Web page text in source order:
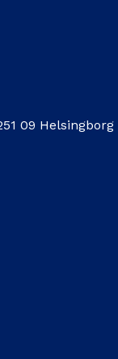
09 Helsingborg